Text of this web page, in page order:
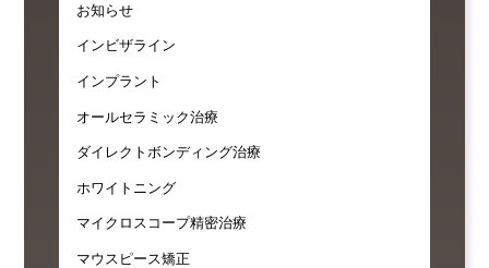
お知らせ
インビザライン
インプラント
オールセラミック治療
ダイレクトボンディング治療
ホワイトニング
マイクロスコープ精密治療
マウスピース矯正